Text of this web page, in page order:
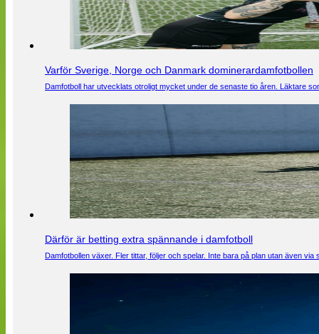
Varför Sverige, Norge och Danmark dominerardamfotbollen
Damfotboll har utvecklats otroligt mycket under de senaste tio åren. Läktare
Därför är betting extra spännande i damfotboll
Damfotbollen växer. Fler tittar, följer och spelar. Inte bara på plan utan även